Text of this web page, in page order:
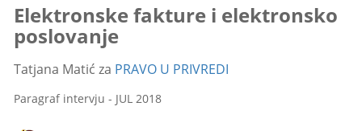
Elektronske fakture i elektronsko
poslovanje
Tatjana Matić za PRAVO U PRIVREDI
Paragraf intervju - JUL 2018